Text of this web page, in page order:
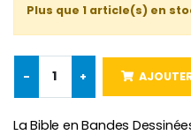
Bougie Neuvaine pour une Guérison - 17.5cm
Plus que 1 article(s) en
- +
La Bible en Bandes